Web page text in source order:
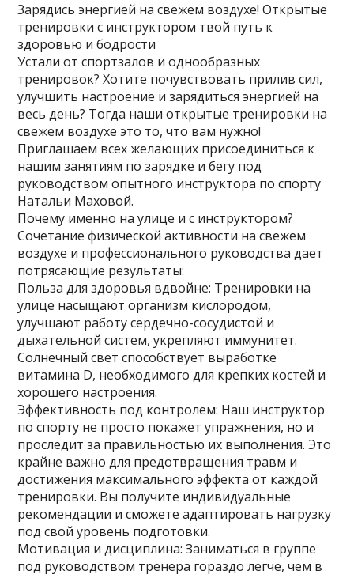
Зарядись энергией на свежем воздухе! Открытые
тренировки с инструктором твой путь к
здоровью и бодрости
Устали от спортзалов и однообразных
тренировок? Хотите почувствовать прилив сил,
улучшить настроение и зарядиться энергией на
весь день? Тогда наши открытые тренировки на
свежем воздухе это то, что вам нужно!
Приглашаем всех желающих присоединиться к
нашим занятиям по зарядке и бегу под
руководством опытного инструктора по спорту
Натальи Маховой.
Почему именно на улице и с инструктором?
Сочетание физической активности на свежем
воздухе и профессионального руководства дает
потрясающие результаты:
Польза для здоровья вдвойне: Тренировки на
улице насыщают организм кислородом,
улучшают работу сердечно-сосудистой и
дыхательной систем, укрепляют иммунитет.
Солнечный свет способствует выработке
витамина D, необходимого для крепких костей и
хорошего настроения.
Эффективность под контролем: Наш инструктор
по спорту не просто покажет упражнения, но и
проследит за правильностью их выполнения. Это
крайне важно для предотвращения травм и
достижения максимального эффекта от каждой
тренировки. Вы получите индивидуальные
рекомендации и сможете адаптировать нагрузку
под свой уровень подготовки.
Мотивация и дисциплина: Заниматься в группе
под руководством тренера гораздо легче, чем в